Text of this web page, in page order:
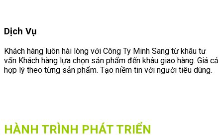
Dịch Vụ
Khách hàng luôn hài lòng với Công Ty Minh Sang từ khâu tư
vấn Khách hàng lựa chọn sản phẩm đến khâu giao hàng. Giá cả
hợp lý theo từng sản phẩm. Tạo niềm tin với người tiêu dùng.
HÀNH TRÌNH PHÁT TRIỂN